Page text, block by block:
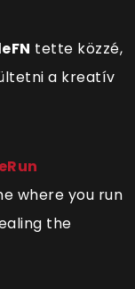
tette közzé,
a kreatív
where you run
the